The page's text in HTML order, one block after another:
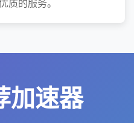
质的服务。
加速器